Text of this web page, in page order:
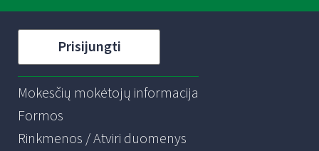
Prisijungti
Mokesčių mokėtojų informacija
Formos
Rinkmenos / Atviri duomenys